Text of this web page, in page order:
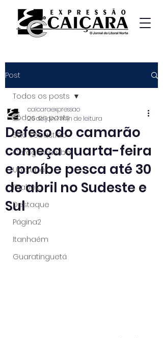
Post
Todos os posts
São Sebastião
Caraguatatuba
Ubatuba
Ilhabela
Destaque
Página2
Itanhaém
Guaratinguetá
Todos os posts
Defeso do camarão
começa quarta-feira
e proíbe pesca até 30
de abril no Sudeste e
Sul
caicaraexpressao
26 de jan.1 min de leitura